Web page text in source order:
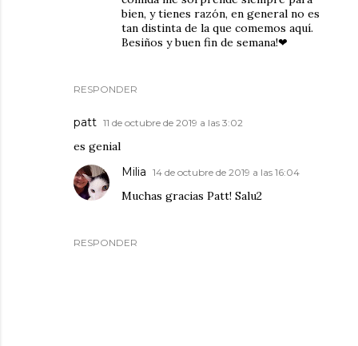
RESPONDER
bien, y tienes razón, en general no es
tan distinta de la que comemos aquí.
Besiños y buen fin de semana!❤
patt 11 de octubre de 2019 a las 3:02
es genial
RESPONDER
Milia 14 de octubre de 2019 a las 16:04
Muchas gracias Patt! Salu2